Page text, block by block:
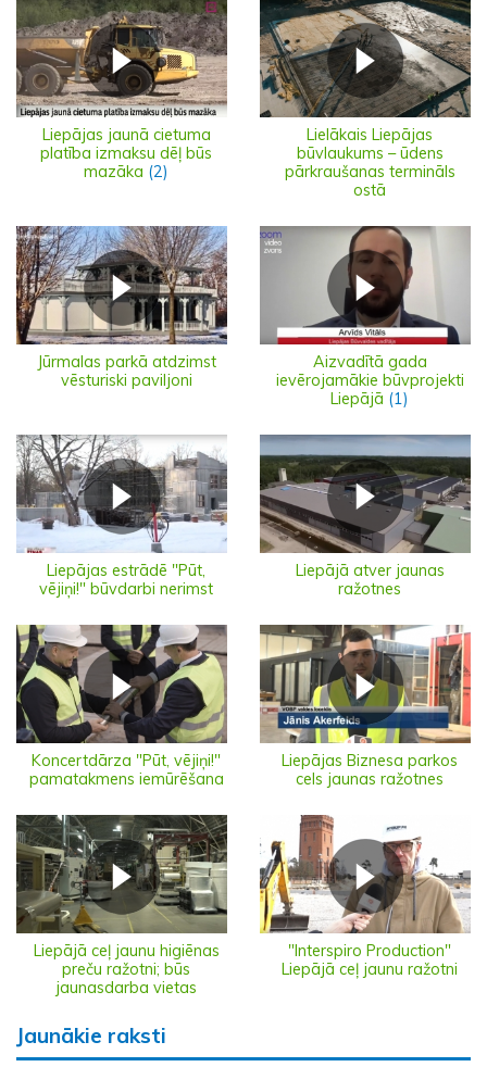
Liepājas jaunā cietuma
platība izmaksu dēļ būs
mazāka (2)
Lielākais Liepājas
būvlaukums – ūdens
pārkraušanas termināls
ostā
Jūrmalas parkā atdzimst
vēsturiski paviljoni
Aizvadītā gada
ievērojamākie būvprojekti
Liepājā (1)
Liepājas estrādē "Pūt,
vējiņi!" būvdarbi nerimst
Liepājā atver jaunas
ražotnes
Koncertdārza "Pūt, vējiņi!"
pamatakmens iemūrēšana
Liepājas Biznesa parkos
cels jaunas ražotnes
Liepājā ceļ jaunu higiēnas
preču ražotni; būs
jaunasdarba vietas
"Interspiro Production"
Liepājā ceļ jaunu ražotni
Jaunākie raksti